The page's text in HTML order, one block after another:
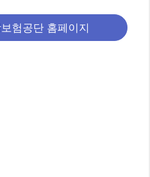
험공단 홈페이지